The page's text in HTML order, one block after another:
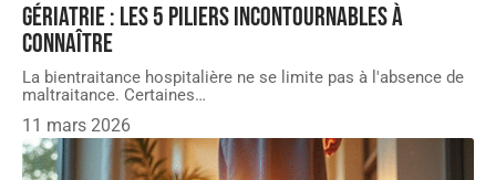
Gériatrie : Les 5 piliers incontournables à
connaître
La bientraitance hospitalière ne se limite pas à l'absence de
maltraitance. Certaines…
11 mars 2026